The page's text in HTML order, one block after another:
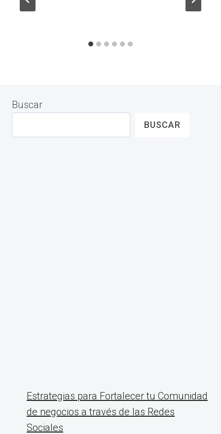
Buscar
BUSCAR
Estrategias para Fortalecer tu Comunidad
de negocios a través de las Redes
Sociales